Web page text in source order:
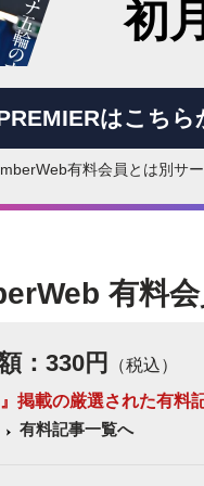
初月
はこちら
有料会員とは別サー
有料会
：330円
（税込）
掲載の厳選された有料
有料記事一覧へ